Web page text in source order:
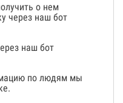
о нем
через наш бот
наш бот
по людям мы